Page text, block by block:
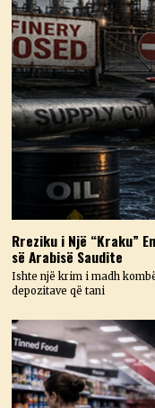
Rreziku i Një “Kraku”
së Arabisë Saudite
Ishte një krim i madh
depozitave që tani